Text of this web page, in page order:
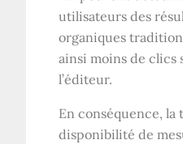
utilisateurs des
organiques
ainsi moins de clics
l’éditeur.
En conséquence, la
disponibilité de